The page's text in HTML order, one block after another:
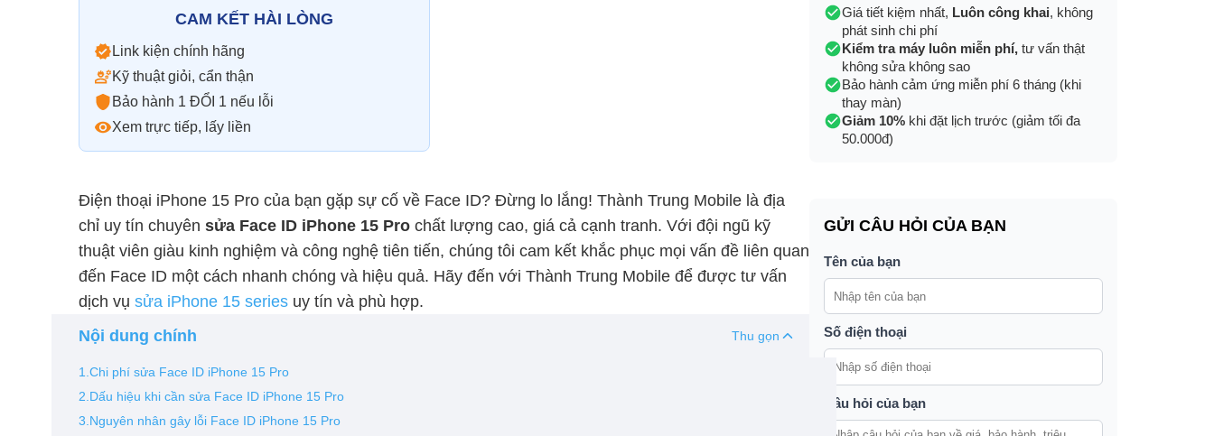
CAM KẾT HÀI LÒNG
Link kiện chính hãng
Kỹ thuật giỏi, cẩn thận
Bảo hành 1 ĐỔI 1 nếu lỗi
Xem trực tiếp, lấy liền
Điện thoại iPhone 15 Pro của bạn gặp sự cố về Face ID? Đừng lo lắng! Thành Trung Mobile là địa
chỉ uy tín chuyên sửa Face ID iPhone 15 Pro chất lượng cao, giá cả cạnh tranh. Với đội ngũ kỹ
thuật viên giàu kinh nghiệm và công nghệ tiên tiến, chúng tôi cam kết khắc phục mọi vấn đề liên quan
đến Face ID một cách nhanh chóng và hiệu quả. Hãy đến với Thành Trung Mobile để được tư vấn
dịch vụ sửa iPhone 15 series uy tín và phù hợp.
Nội dung chính
Thu gọn
1.Chi phí sửa Face ID iPhone 15 Pro
2.Dấu hiệu khi cần sửa Face ID iPhone 15 Pro
3.Nguyên nhân gây lỗi Face ID iPhone 15 Pro
Giá tiết kiệm nhất, Luôn công khai, không
phát sinh chi phí
Kiểm tra máy luôn miễn phí, tư vấn thật
không sửa không sao
Bảo hành cảm ứng miễn phí 6 tháng (khi
thay màn)
Giảm 10% khi đặt lịch trước (giảm tối đa
50.000đ)
GỬI CÂU HỎI CỦA BẠN
Tên của bạn
Số điện thoại
Câu hỏi của bạn